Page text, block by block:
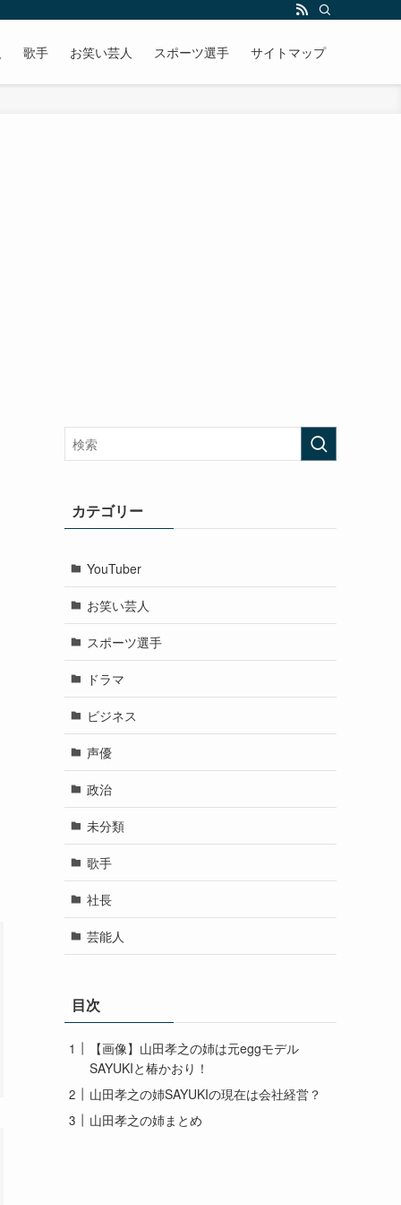
歌手 お笑い芸人 スポーツ選手 サイトマップ
カテゴリー
YouTuber
お笑い芸人
スポーツ選手
ドラマ
ビジネス
声優
政治
未分類
歌手
社長
芸能人
目次
【画像】山田孝之の姉は元eggモデル
SAYUKIと椿かおり！
山田孝之の姉SAYUKIの現在は会社経営？
山田孝之の姉まとめ